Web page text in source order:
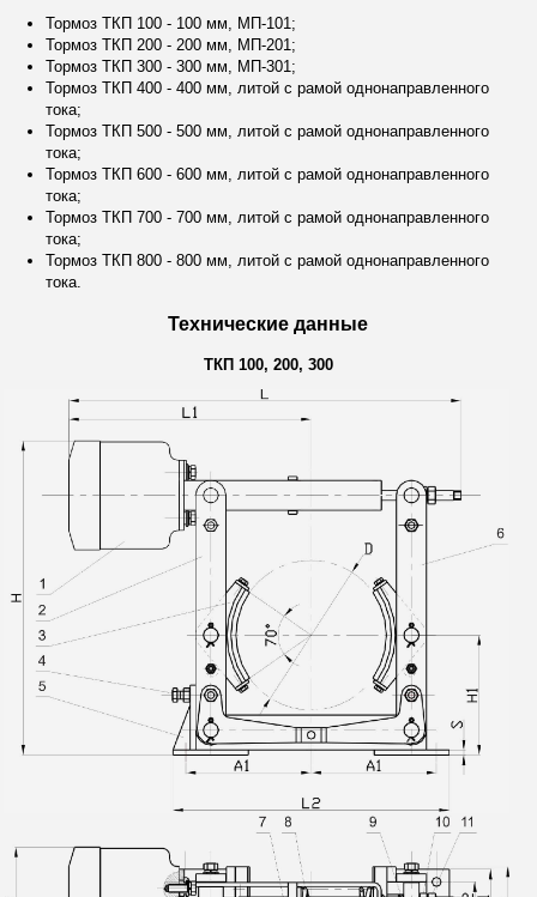
Тормоз ТКП 100- 100 мм, МП-101;
Тормоз ТКП 200- 200 мм, МП-201;
Тормоз ТКП 300- 300 мм, МП-301;
Тормоз ТКП 400- 400 мм, литой с рамой однонаправленного
тока;
Тормоз ТКП 500- 500 мм, литой с рамой однонаправленного
тока;
Тормоз ТКП 600- 600 мм, литой с рамой однонаправленного
тока;
Тормоз ТКП 700- 700 мм, литой с рамой однонаправленного
тока;
Тормоз ТКП 800- 800 мм, литой с рамой однонаправленного
тока.
Технические данные
ТКП 100, 200, 300